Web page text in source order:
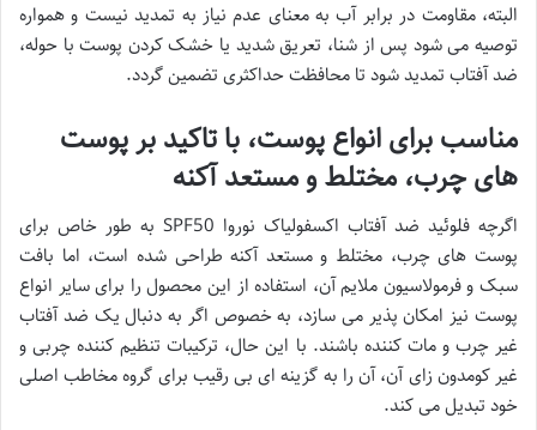
البته، مقاومت در برابر آب به معنای عدم نیاز به تمدید نیست و همواره
توصیه می شود پس از شنا، تعریق شدید یا خشک کردن پوست با حوله،
ضد آفتاب تمدید شود تا محافظت حداکثری تضمین گردد.
مناسب برای انواع پوست، با تاکید بر پوست
های چرب، مختلط و مستعد آکنه
اگرچه فلوئید ضد آفتاب اکسفولیاک نوروا SPF50 به طور خاص برای
پوست های چرب، مختلط و مستعد آکنه طراحی شده است، اما بافت
سبک و فرمولاسیون ملایم آن، استفاده از این محصول را برای سایر انواع
پوست نیز امکان پذیر می سازد، به خصوص اگر به دنبال یک ضد آفتاب
غیر چرب و مات کننده باشند. با این حال، ترکیبات تنظیم کننده چربی و
غیر کومدون زای آن، آن را به گزینه ای بی رقیب برای گروه مخاطب اصلی
خود تبدیل می کند.